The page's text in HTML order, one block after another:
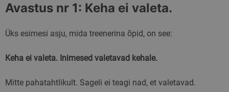
Avastus nr 1: Keha ei valeta.
Üks esimesi asju, mida treenerina õpid, on see:
Keha ei valeta. Inimesed valetavad kehale.
Mitte pahatahtlikult. Sageli ei teagi nad, et valetavad.